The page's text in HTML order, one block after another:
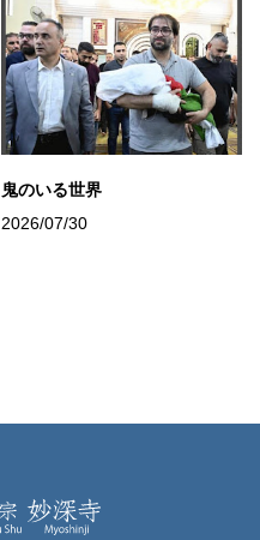
鬼のいる世界
2026/07/30